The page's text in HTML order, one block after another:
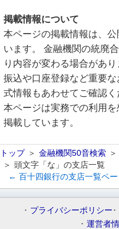
掲載情報について
本ページの掲載情報は、
います。 金融機関の統廃
り内容が変わる場合があり
振込や口座登録など重要
式情報もあわせてご確認く
本ページは実務での利用
掲載しています。
トップ 金融機関50音検索
頭文字「な」の支店一覧
← 百十四銀行の支店一覧ペ
プライバシーポリシー
運営者